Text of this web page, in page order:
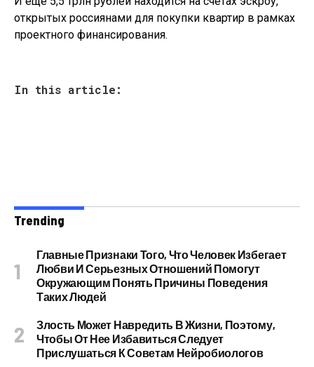
открытых россиянами для покупки квартир в рамках
проектного финансирования.
In this article:
Trending
Главные Признаки Того, Что Человек Избегает
Любви И Серьезных Отношений Помогут
Окружающим Понять Причины Поведения
Таких Людей
Злость Может Навредить В Жизни, Поэтому,
Чтобы От Нее Избавиться Следует
Прислушаться К Советам Нейробиологов